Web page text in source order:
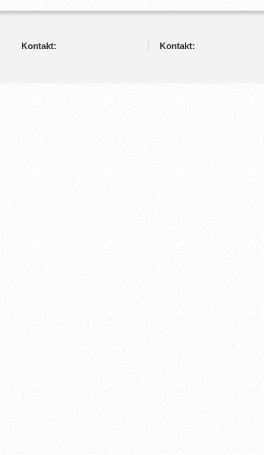
Kontakt: Kontakt: